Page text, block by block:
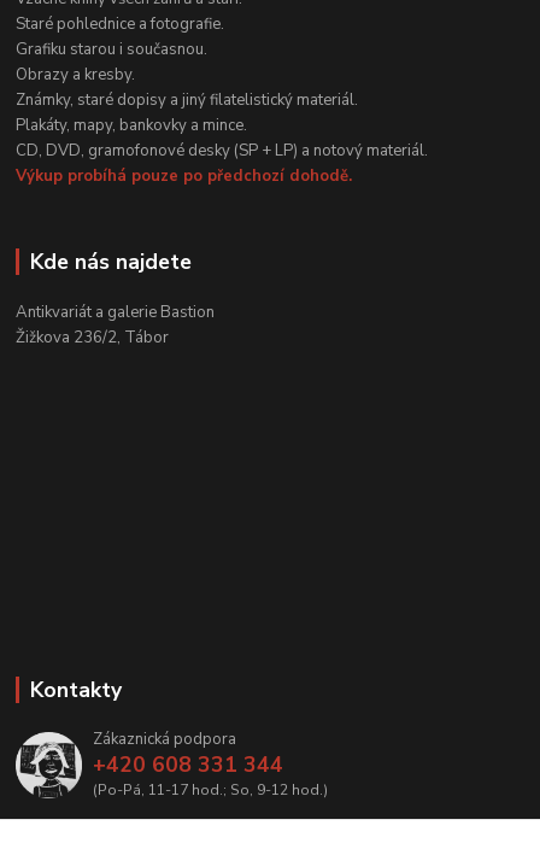
Staré pohlednice a fotografie.
Grafiku starou i současnou.
Obrazy a kresby.
Známky, staré dopisy a jiný filatelistický materiál.
Plakáty, mapy, bankovky a mince.
CD, DVD, gramofonové desky (SP + LP) a notový materiál.
Výkup probíhá pouze po předchozí dohodě.
Kde nás najdete
Antikvariát a galerie Bastion
Žižkova 236/2, Tábor
Kontakty
Zákaznická podpora
+420 608 331 344
(Po-Pá, 11-17 hod.; So, 9-12 hod.)